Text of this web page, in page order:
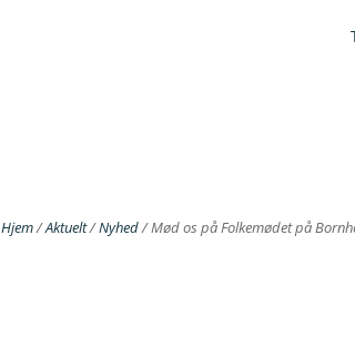
Hjem/Aktuelt/Nyhed/Mød os på Folkemødet på